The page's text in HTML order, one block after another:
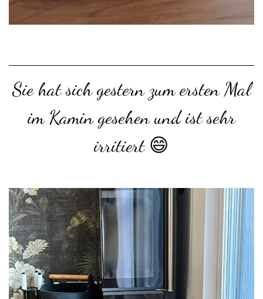
Sie hat sich gestern zum ersten Mal
im Kamin gesehen und ist sehr
irritiert 😄